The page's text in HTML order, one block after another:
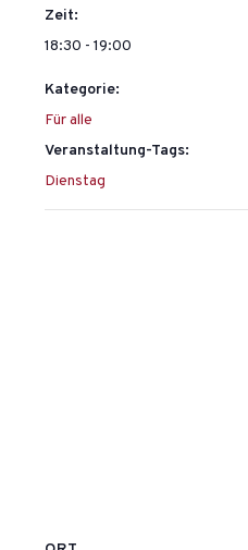
Zeit:
18:30 - 19:00
Kategorie:
Für alle
Veranstaltung-Tags:
Dienstag